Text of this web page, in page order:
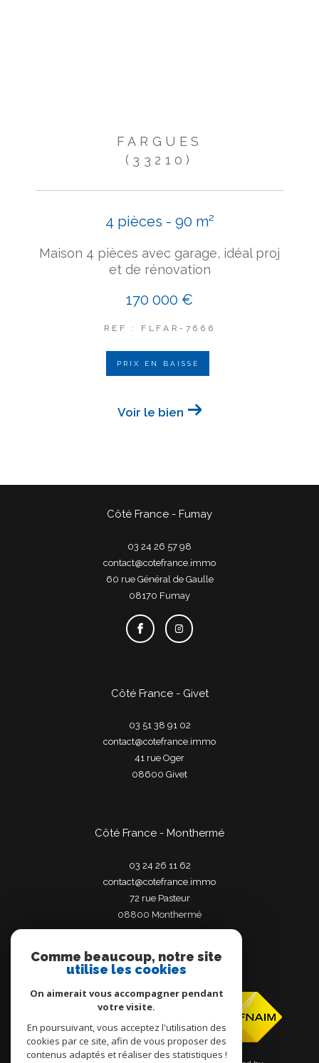
FARGUES
(33210)
4 pièces - 90 m²
Maison 4 pièces avec garage, idéal proj
et de rénovation
170 000 €
REF : FLFAR-7666
PRIX EN BAISSE
Voir le bien
Côté France - Fumay
03 24 26 57 98
contact@cotefrance.immo
60 rue Général de Gaulle
08170
fumay
Côté France - Givet
03 51 38 91 02
contact@cotefrance.immo
41 rue Oger
08600
givet
Côté France - Monthermé
03 24 26 11 62
contact@cotefrance.immo
72 rue Pasteur
08800
monthermé
Adhérents
Comme beaucoup, notre site
utilise les cookies
On aimerait vous accompagner pendant
votre visite.
En poursuivant, vous acceptez l'utilisation des
cookies par ce site, afin de vous proposer des
contenus adaptés et réaliser des statistiques !